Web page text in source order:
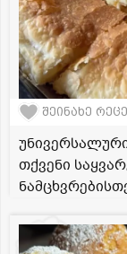
შეინახე
თქვენი